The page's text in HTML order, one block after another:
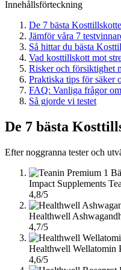
Innehållsförteckning
De 7 bästa
Jämför våra 7
Så hittar du bästa
Vad kosttillskott mot
Risker och försiktighet
Praktiska tips för säker
FAQ: Vanliga frågor
Så gjorde vi testet
De 7 bästa
Efter noggranna tester och
1
Impact Supplements
4,8/5
Healthwell
4,7/5
Healthwell Wellatomin
4,6/5